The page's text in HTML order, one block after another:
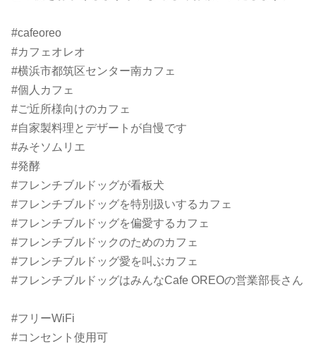
#cafeoreo ⠀
#カフェオレオ ⠀
#横浜市都筑区センター南カフェ ⠀
#個人カフェ ⠀
#ご近所様向けのカフェ ⠀
#自家製料理とデザートが自慢です ⠀
#みそソムリエ ⠀
#発酵⠀
#フレンチブルドッグが看板犬 ⠀
#フレンチブルドッグを特別扱いするカフェ ⠀
#フレンチブルドッグを偏愛するカフェ ⠀
#フレンチブルドックのためのカフェ⠀
#フレンチブルドッグ愛を叫ぶカフェ ⠀
#フレンチブルドッグはみんなCafe OREOの営業部長さん
#フリーWiFi⠀
#コンセント使用可⠀